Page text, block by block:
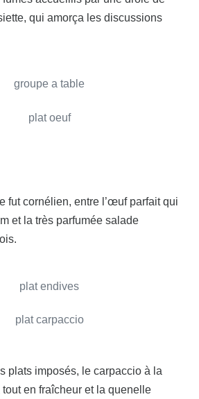
qui amorça les discussions
fut cornélien, entre l’œuf parfait qui
et la très parfumée salade
plats imposés, le carpaccio à la
en fraîcheur et la quenelle